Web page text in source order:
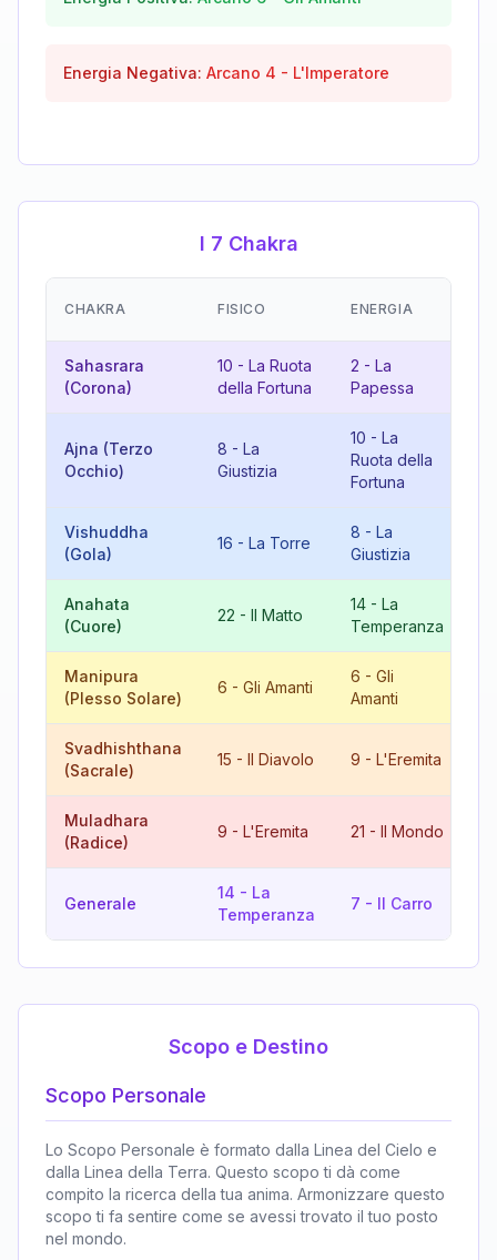
Energia Negativa: Arcano 4 - L'Imperatore
I 7 Chakra
CHAKRA FISICO ENERGIA
Sahasrara
(Corona)
10 - La Ruota
della Fortuna
2 - La
Papessa
Ajna (Terzo
Occhio)
8 - La
Giustizia
10 - La
Ruota della
Fortuna
Vishuddha
(Gola)
16 - La Torre
8 - La
Giustizia
Anahata
(Cuore)
22 - Il Matto
14 - La
Temperanza
Manipura
(Plesso Solare)
6 - Gli Amanti
6 - Gli
Amanti
Svadhishthana
(Sacrale)
15 - Il Diavolo 9 - L'Eremita
Muladhara
(Radice)
9 - L'Eremita 21 - Il Mondo
Generale
14 - La
Temperanza
7 - Il Carro
Scopo e Destino
Scopo Personale
Lo Scopo Personale è formato dalla Linea del Cielo e
dalla Linea della Terra. Questo scopo ti dà come
compito la ricerca della tua anima. Armonizzare questo
scopo ti fa sentire come se avessi trovato il tuo posto
nel mondo.